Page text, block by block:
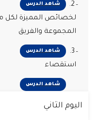
شاهد الدرس
2.
لخصائص المميزة لكل من
المجموعة والفريق
شاهد الدرس
3.
استقصاء
شاهد الدرس
اليوم الثاني